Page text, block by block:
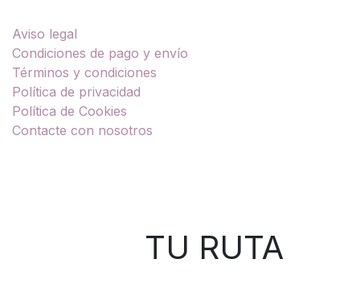
Aviso legal
Condiciones de pago y envío
Términos y condiciones
Política de privacidad
Política de Cookies
Contacte con nosotros
TU RUTA